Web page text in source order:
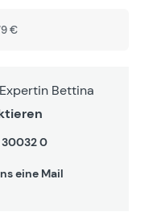
€
Bettina
30032 0
eine Mail